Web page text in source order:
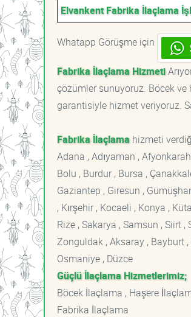
Elvankent Fabrika İlaçlama
Whatapp Görüşme için
Fabrika İlaçlama Hizmeti
çözümler sunuyoruz. Böcek
garantisiyle hizmet veriyoruz.
Fabrika İlaçlama hizmeti
Adana , Adıyaman ,
Bolu , Burdur , Bursa ,
Gaziantep , Giresun ,
, Kırşehir , Kocaeli , Konya ,
Rize , Sakarya , Samsun , Siirt
Zonguldak , Aksaray , Bayburt ,
Osmaniye , Düzce
Güçlü İlaçlama Hizmetlerimiz;
Böcek İlaçlama , Haşere
Fabrika İlaçlama